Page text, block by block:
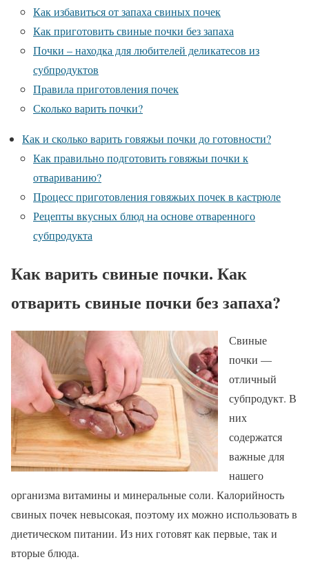
Как избавиться от запаха свиных почек
Как приготовить свиные почки без запаха
Почки – находка для любителей деликатесов из
субпродуктов
Правила приготовления почек
Сколько варить почки?
Как и сколько варить говяжьи почки до готовности?
Как правильно подготовить говяжьи почки к
отвариванию?
Процесс приготовления говяжьих почек в кастрюле
Рецепты вкусных блюд на основе отваренного
субпродукта
Как варить свиные почки. Как
отварить свиные почки без запаха?
Свиные
почки —
отличный
субпродукт. В
них
содержатся
важные для
нашего
организма витамины и минеральные соли. Калорийность
свиных почек невысокая, поэтому их можно использовать в
диетическом питании. Из них готовят как первые, так и
вторые блюда.